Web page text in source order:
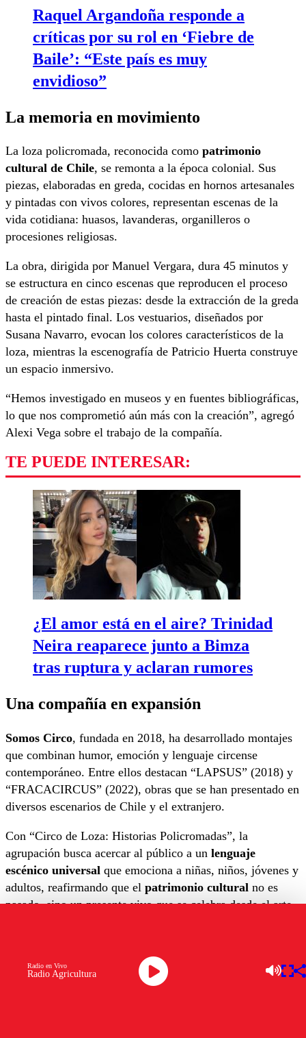
Raquel Argandoña responde a
críticas por su rol en ‘Fiebre de
Baile’: “Este país es muy
envidioso”
La memoria en movimiento
La loza policromada, reconocida como patrimonio
cultural de Chile, se remonta a la época colonial. Sus
piezas, elaboradas en greda, cocidas en hornos artesanales
y pintadas con vivos colores, representan escenas de la
vida cotidiana: huasos, lavanderas, organilleros o
procesiones religiosas.
La obra, dirigida por Manuel Vergara, dura 45 minutos y
se estructura en cinco escenas que reproducen el proceso
de creación de estas piezas: desde la extracción de la greda
hasta el pintado final. Los vestuarios, diseñados por
Susana Navarro, evocan los colores característicos de la
loza, mientras la escenografía de Patricio Huerta construye
un espacio inmersivo.
“Hemos investigado en museos y en fuentes bibliográficas,
lo que nos comprometió aún más con la creación”, agregó
Alexi Vega sobre el trabajo de la compañía.
TE PUEDE INTERESAR:
¿El amor está en el aire? Trinidad
Neira reaparece junto a Bimza
tras ruptura y aclaran rumores
Una compañía en expansión
Somos Circo, fundada en 2018, ha desarrollado montajes
que combinan humor, emoción y lenguaje circense
contemporáneo. Entre ellos destacan “LAPSUS” (2018) y
“FRACACIRCUS” (2022), obras que se han presentado en
diversos escenarios de Chile y el extranjero.
Con “Circo de Loza: Historias Policromadas”, la
agrupación busca acercar al público a un lenguaje
escénico universal que emociona a niñas, niños, jóvenes y
adultos, reafirmando que el patrimonio cultural no es
pasado, sino un presente vivo que se celebra desde el arte.
Radio Agricultura
Radio en Vivo